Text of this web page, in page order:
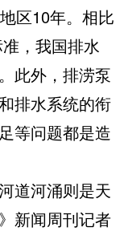
区10年。相比
，我国排水
此外，排涝泵
排水系统的衔
等问题都是造
道河涌则是天
新闻周刊记者